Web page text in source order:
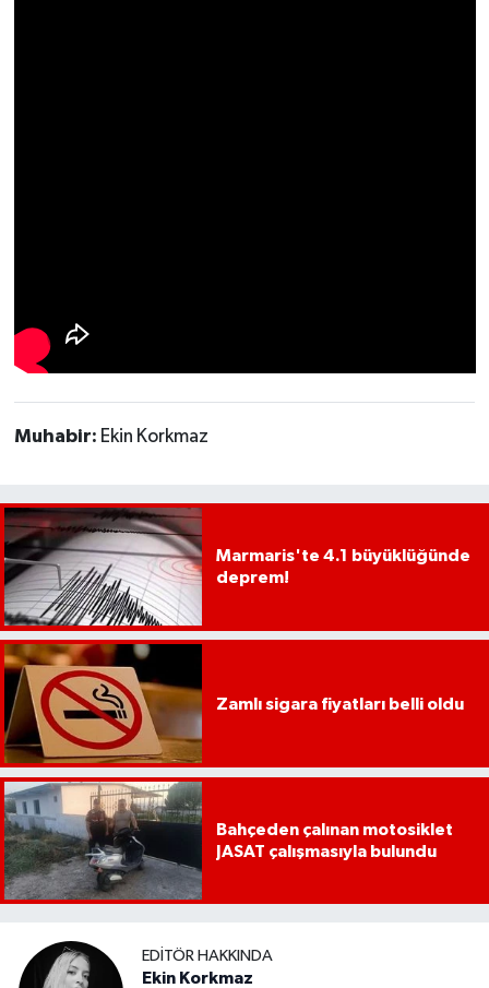
Muhabir: Ekin Korkmaz
Marmaris'te 4.1 büyüklüğünde
deprem!
Zamlı sigara fiyatları belli oldu
Bahçeden çalınan motosiklet
JASAT çalışmasıyla bulundu
EDITÖR HAKKINDA
Ekin Korkmaz